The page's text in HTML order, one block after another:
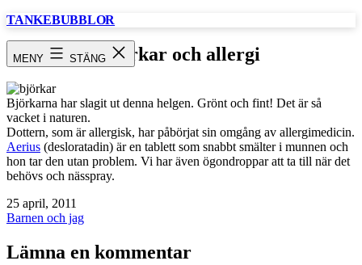
Hoppa
TANKEBUBBLOR
MENY STÄNGbjörkar och allergi
Björkarna har slagit ut denna helgen. Grönt och fint! Det är så
vacket i naturen.
Dottern, som är allergisk, har påbörjat sin omgång av allergimedicin.
Aerius (desloratadin) är en tablett som snabbt smälter i munnen och
hon tar den utan problem. Vi har även ögondroppar att ta till när det
behövs och nässpray.
Publicerat
den
25 april, 2011
Kategoriserat
Barnen och jag
Lämna en kommentar